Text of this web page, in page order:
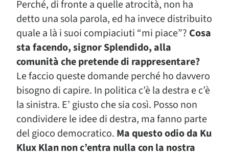
Perché, di fronte a quelle atrocità, non ha
detto una sola parola, ed ha invece distribuito
quale a là i suoi compiaciuti “mi piace”? Cosa
sta facendo, signor Splendido, alla
comunità che pretende di rappresentare?
Le faccio queste domande perché ho davvero
bisogno di capire. In politica c’è la destra e c’è
la sinistra. E’ giusto che sia così. Posso non
condividere le idee di destra, ma fanno parte
del gioco democratico. Ma questo odio da Ku
Klux Klan non c’entra nulla con la nostra